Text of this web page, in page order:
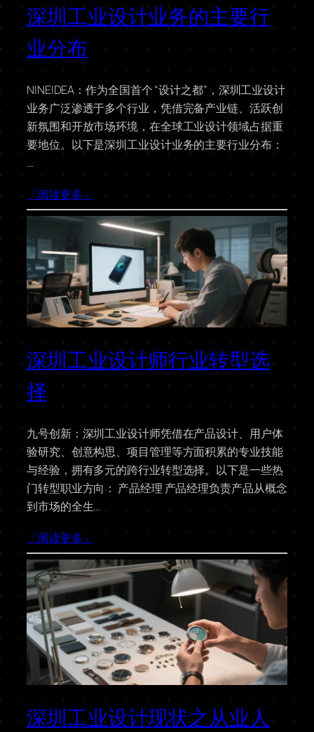
深圳工业设计业务的主要行
业分布
NINEIDEA：作为全国首个 “设计之都”，深圳工业设计
业务广泛渗透于多个行业，凭借完备产业链、活跃创
新氛围和开放市场环境，在全球工业设计领域占据重
要地位。以下是深圳工业设计业务的主要行业分布：​
…
「阅读更多」
深圳工业设计师行业转型选
择
九号创新：深圳工业设计师凭借在产品设计、用户体
验研究、创意构思、项目管理等方面积累的专业技能
与经验，拥有多元的跨行业转型选择。以下是一些热
门转型职业方向： 产品经理 产品经理负责产品从概念
到市场的全生…
「阅读更多」
深圳工业设计现状之从业人